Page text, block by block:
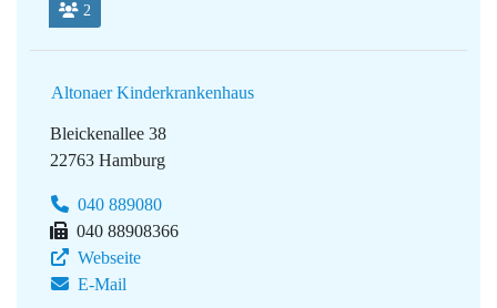
2
Altonaer Kinderkrankenhaus
Bleickenallee 38
22763 Hamburg
040 889080
040 88908366
Webseite
E-Mail